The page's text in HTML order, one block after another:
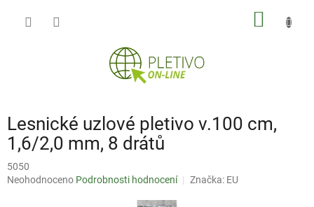
Lesnické uzlové pletivo v.100 cm,
1,6/2,0 mm, 8 drátů
5050
Průměrné
Neohodnoceno Podrobnosti hodnocení Značka: EU